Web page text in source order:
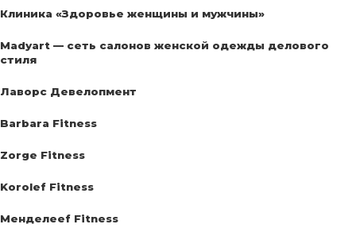
Клиника «Здоровье женщины и мужчины»
Madyart — сеть салонов женской одежды делового
стиля
Лаворс Девелопмент
Barbara Fitness
Zorge Fitness
Korolef Fitness
Менделееf Fitness